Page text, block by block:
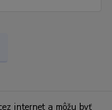
internet a môžu byť